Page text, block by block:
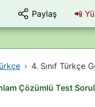
Paylaş 📲
4. Sınıf Türkçe
Çözümlü Test